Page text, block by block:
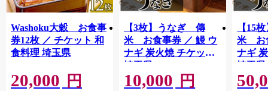
Washoku大穀 お食事
券12枚 ／ チケット 和
食料理 埼玉県
20,000 円
【3枚】うなぎ 傳
米 お食事券 ／ 鰻 ウ
ナギ 炭火焼 チケット
埼玉県
10,000 円
【15
米 お
ナギ
埼玉県